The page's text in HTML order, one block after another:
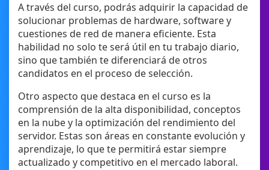
A través del curso, podrás adquirir la capacidad de
solucionar problemas de hardware, software y
cuestiones de red de manera eficiente. Esta
habilidad no solo te será útil en tu trabajo diario,
sino que también te diferenciará de otros
candidatos en el proceso de selección.
Otro aspecto que destaca en el curso es la
comprensión de la alta disponibilidad, conceptos
en la nube y la optimización del rendimiento del
servidor. Estas son áreas en constante evolución y
aprendizaje, lo que te permitirá estar siempre
actualizado y competitivo en el mercado laboral.